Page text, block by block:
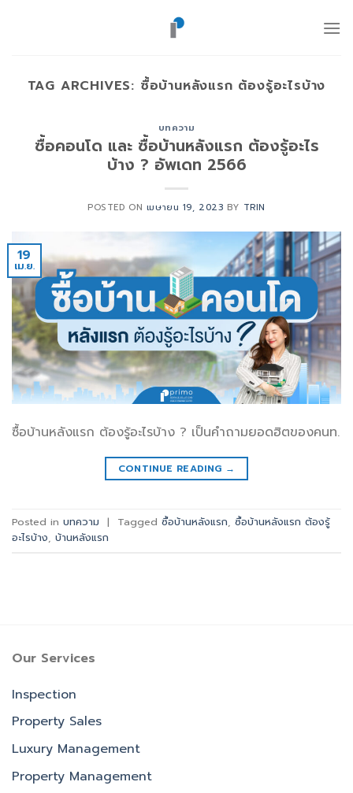
TAG ARCHIVES: ซื้อบ้านหลังแรก ต้องรู้อะไรบ้าง
บทความ
ซื้อคอนโด และ ซื้อบ้านหลังแรก ต้องรู้อะไร
บ้าง ? อัพเดท 2566
POSTED ON เมษายน 19, 2023 BY TRIN
19
เม.ย.
ซื้อบ้านหลังแรก ต้องรู้อะไรบ้าง ? เป็นคำถามยอดฮิตของคนท.
CONTINUE READING →
Posted in บทความ | Tagged ซื้อบ้านหลังแรก, ซื้อบ้านหลังแรก ต้องรู้
อะไรบ้าง, บ้านหลังแรก
Our Services
Inspection
Property Sales
Luxury Management
Property Management